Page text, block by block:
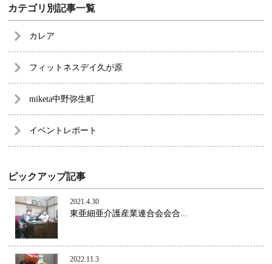
カテゴリ別記事一覧
カレア
フィットネスデイ久が原
miketa中野弥生町
イベントレポート
ピックアップ記事
2021.4.30
東亜細亜介護産業連合会会合...
2022.11.3